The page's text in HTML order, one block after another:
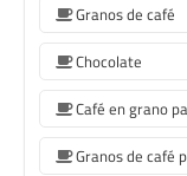
Granos de café
Chocolate